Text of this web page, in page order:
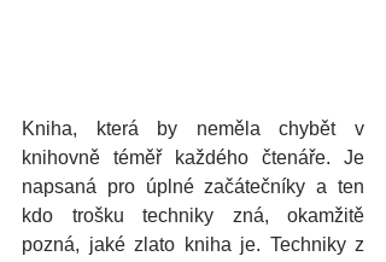
Kniha, která by neměla chybět v
knihovně téměř každého čtenáře. Je
napsaná pro úplné začátečníky a ten
kdo trošku techniky zná, okamžitě
pozná, jaké zlato kniha je. Techniky z